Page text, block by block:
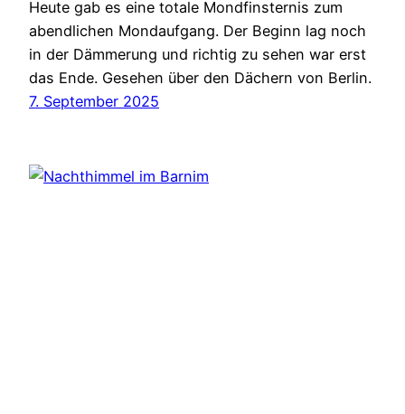
Heute gab es eine totale Mondfinsternis zum
abendlichen Mondaufgang. Der Beginn lag noch
in der Dämmerung und richtig zu sehen war erst
das Ende. Gesehen über den Dächern von Berlin.
7. September 2025